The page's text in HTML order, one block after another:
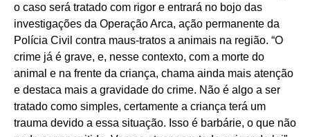
o caso será tratado com rigor e entrará no bojo das
investigações da Operação Arca, ação permanente da
Polícia Civil contra maus-tratos a animais na região. “O
crime já é grave, e, nesse contexto, com a morte do
animal e na frente da criança, chama ainda mais atenção
e destaca mais a gravidade do crime. Não é algo a ser
tratado como simples, certamente a criança terá um
trauma devido a essa situação. Isso é barbárie, o que não